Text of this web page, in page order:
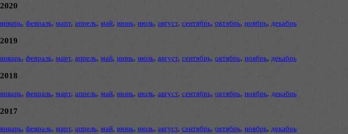
2020
январь, февраль, март, апрель, май, июнь, июль, август, сентябрь, октябрь, ноябрь, декабрь
2019
январь, февраль, март, апрель, май, июнь, июль, август, сентябрь, октябрь, ноябрь, декабрь
2018
январь, февраль, март, апрель, май, июнь, июль, август, сентябрь, октябрь, ноябрь, декабрь
2017
январь, февраль, март, апрель, май, июнь, июль, август, сентябрь, октябрь, ноябрь, декабрь